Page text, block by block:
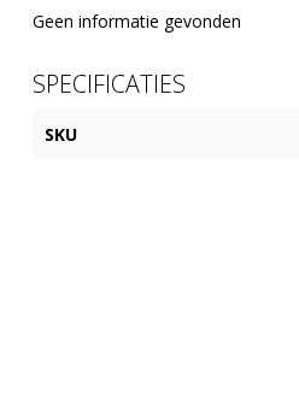
Geen informatie gevonden
SPECIFICATIES
SKU